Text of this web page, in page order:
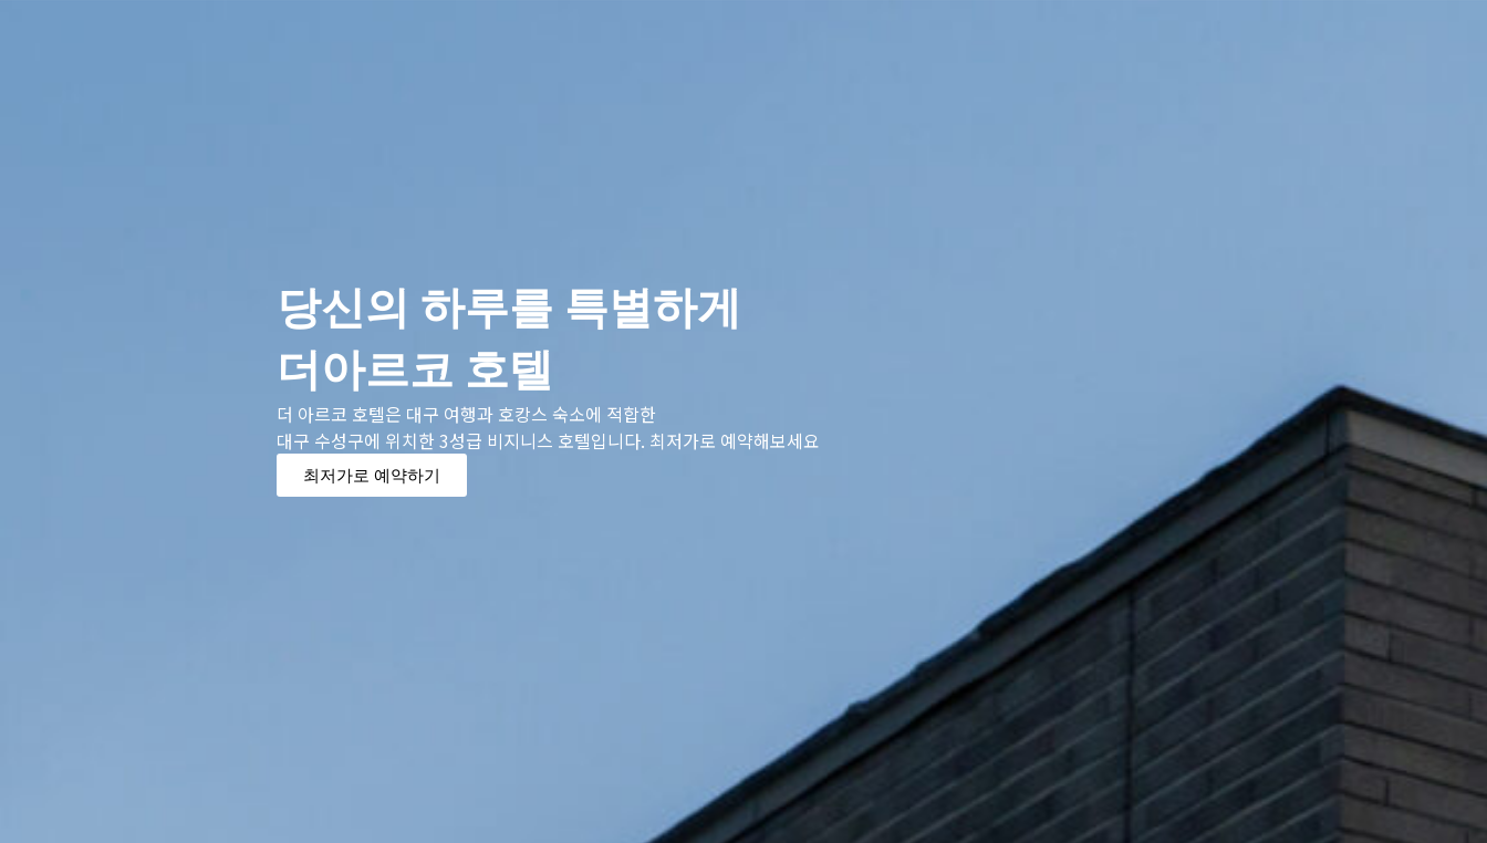
당신의 하루를 특별하게
더아르코 호텔
더 아르코 호텔은 대구 여행과 호캉스 숙소에 적합한
대구 수성구에 위치한 3성급 비지니스 호텔입니다. 최저가로 예약해보세요
최저가로 예약하기